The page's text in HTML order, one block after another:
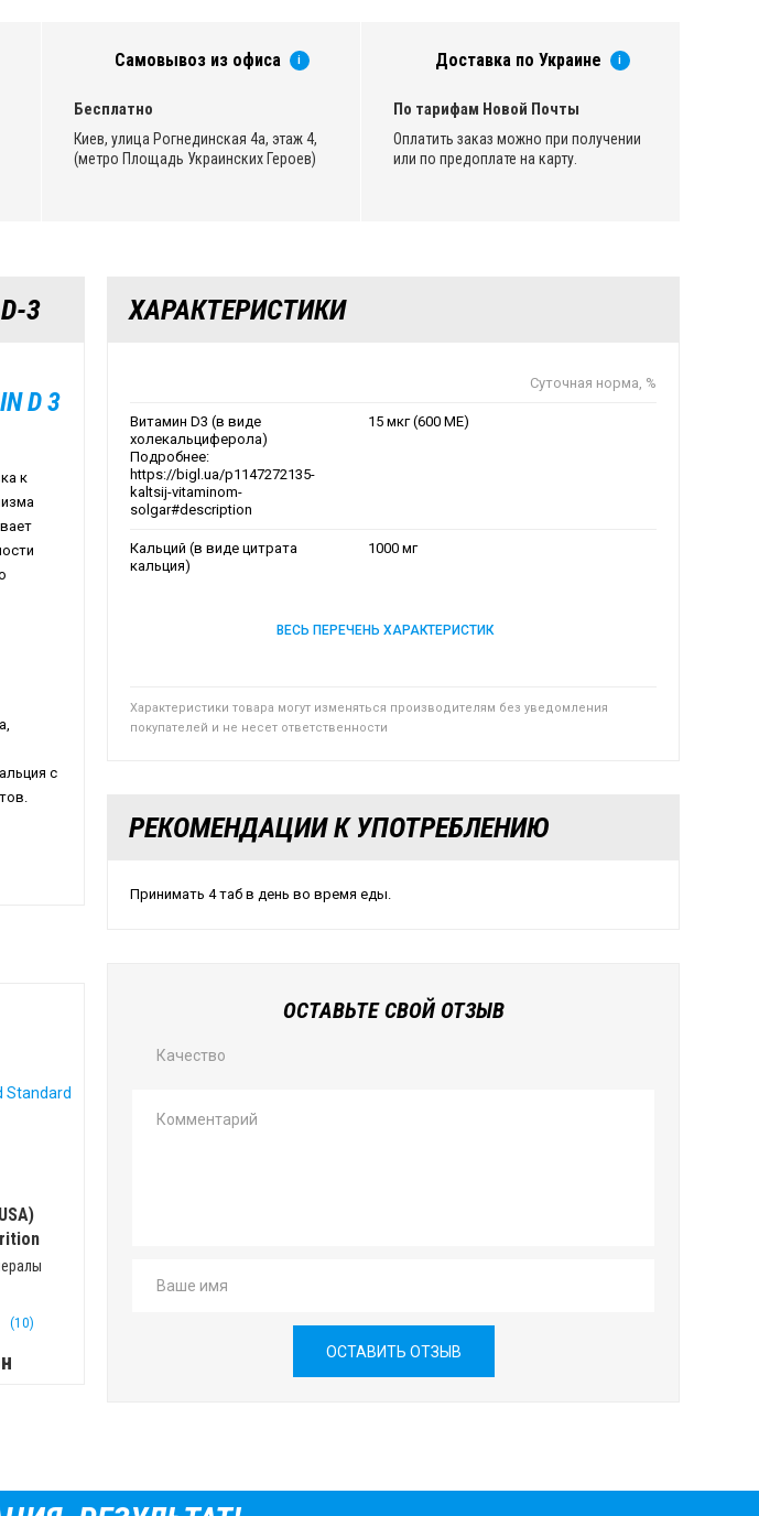
Самовывоз из офиса i
Бесплатно
Киев, улица Рогнединская 4а, этаж 4,
(метро Площадь Украинских Героев)
Доставка по Украине i
По тарифам Новой Почты
Оплатить заказ можно при получении
или по предоплате на карту.
3
D 3
к
с
(10)
ХАРАКТЕРИСТИКИ
Суточная норма, %
Витамин D3 (в виде
холекальциферола)
Подробнее:
https://bigl.ua/p1147272135-
kaltsij-vitaminom-
solgar#description
15 мкг (600 МЕ)
Кальций (в виде цитрата
кальция)
1000 мг
ВЕСЬ ПЕРЕЧЕНЬ ХАРАКТЕРИСТИК
Характеристики товара могут изменяться производителям без уведомления
покупателей и не несет ответственности
РЕКОМЕНДАЦИИ К УПОТРЕБЛЕНИЮ
Принимать 4 таб в день во время еды.
ОСТАВЬТЕ СВОЙ ОТЗЫВ
Качество
ОСТАВИТЬ ОТЗЫВ